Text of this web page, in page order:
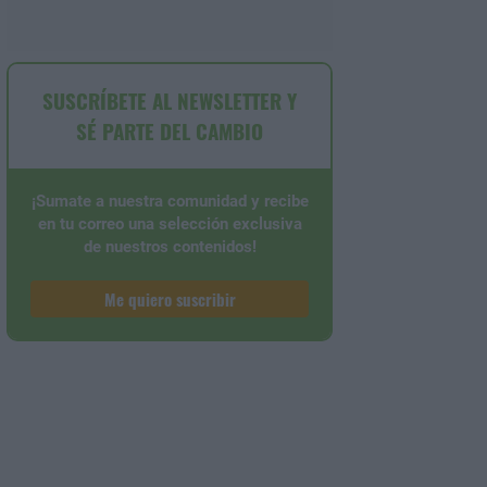
SUSCRÍBETE AL NEWSLETTER Y
SÉ PARTE DEL CAMBIO
¡Sumate a nuestra comunidad y recibe
en tu correo una selección exclusiva
de nuestros contenidos!
Me quiero suscribir